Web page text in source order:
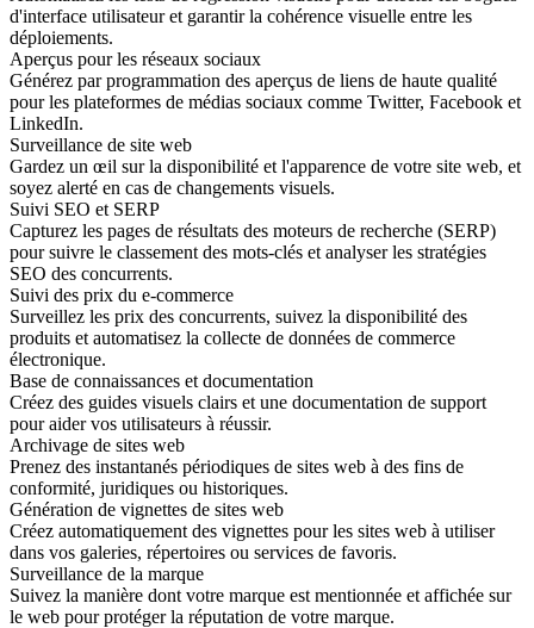
d'interface utilisateur et garantir la cohérence visuelle entre les
déploiements.
Aperçus pour les réseaux sociaux
Générez par programmation des aperçus de liens de haute qualité
pour les plateformes de médias sociaux comme Twitter, Facebook et
LinkedIn.
Surveillance de site web
Gardez un œil sur la disponibilité et l'apparence de votre site web, et
soyez alerté en cas de changements visuels.
Suivi SEO et SERP
Capturez les pages de résultats des moteurs de recherche (SERP)
pour suivre le classement des mots-clés et analyser les stratégies
SEO des concurrents.
Suivi des prix du e-commerce
Surveillez les prix des concurrents, suivez la disponibilité des
produits et automatisez la collecte de données de commerce
électronique.
Base de connaissances et documentation
Créez des guides visuels clairs et une documentation de support
pour aider vos utilisateurs à réussir.
Archivage de sites web
Prenez des instantanés périodiques de sites web à des fins de
conformité, juridiques ou historiques.
Génération de vignettes de sites web
Créez automatiquement des vignettes pour les sites web à utiliser
dans vos galeries, répertoires ou services de favoris.
Surveillance de la marque
Suivez la manière dont votre marque est mentionnée et affichée sur
le web pour protéger la réputation de votre marque.